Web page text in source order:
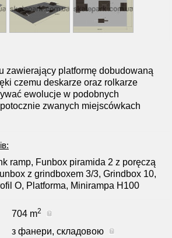
zawierający platformę dobudowaną
czemu deskarze oraz rolkarze
ewolucje w podobnych
zwanych miejscówkach
ramp, Funbox piramida 2 z poręczą
z grindboxem 3/3, Grindbox 10,
O, Platforma, Minirampa H100
704 m2
з фанери, складовою